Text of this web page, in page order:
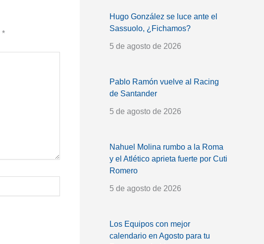
*
Hugo González se luce ante el
Sassuolo, ¿Fichamos?
5 de agosto de 2026
Pablo Ramón vuelve al Racing
de Santander
5 de agosto de 2026
Nahuel Molina rumbo a la Roma
y el Atlético aprieta fuerte por Cuti
Romero
5 de agosto de 2026
Los Equipos con mejor
calendario en Agosto para tu